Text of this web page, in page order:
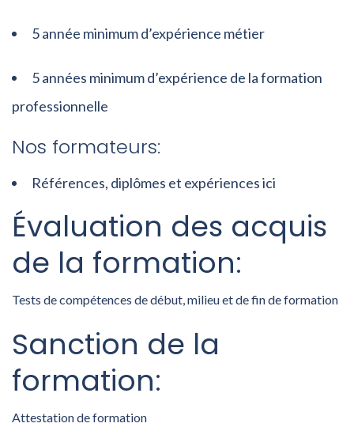
5 année minimum d’expérience métier
5 années minimum d’expérience de la formation
professionnelle
Nos formateurs:
Références, diplômes et expériences ici
Évaluation des acquis
de la formation:
Tests de compétences de début, milieu et de fin de formation
Sanction de la
formation:
Attestation de formation